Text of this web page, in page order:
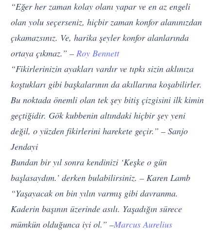
“Eğer her zaman kolay olanı yapar ve en az engeli
olan yolu seçerseniz, hiçbir zaman konfor alanınızdan
çıkamazsınız. Ve, harika şeyler konfor alanlarında
ortaya çıkmaz.” –Roy Bennett
“Fikirlerinizin ayakları vardır ve tıpkı sizin aklınıza
koştukları gibi başkalarının da akıllarına koşabilirler.
Bu noktada önemli olan tek şey bitiş çizgisini ilk kimin
geçtiğidir. Gök kubbenin altındaki hiçbir şey yeni
değil, o yüzden fikirlerini harekete geçir.” – Sanjo
Jendayi
Bundan bir yıl sonra kendinizi ‘Keşke o gün
başlasaydım.’ derken bulabilirsiniz. – Karen Lamb
“Yaşayacak on bin yılın varmış gibi davranma.
Kaderin başının üzerinde asılı. Yaşadığın sürece
mümkün olduğunca iyi ol.” –Marcus Aurelius